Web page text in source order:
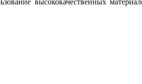
высококачественных